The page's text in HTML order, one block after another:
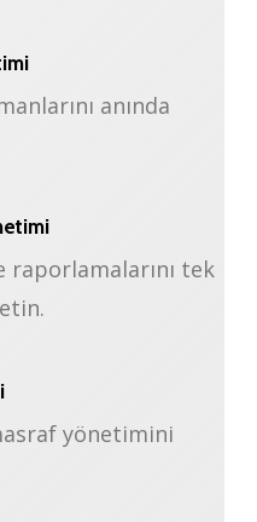
anında
raporlamalarını tek
yönetimini